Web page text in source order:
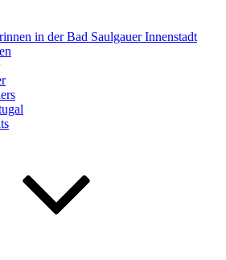
in der Bad Saulgauer Innenstadt